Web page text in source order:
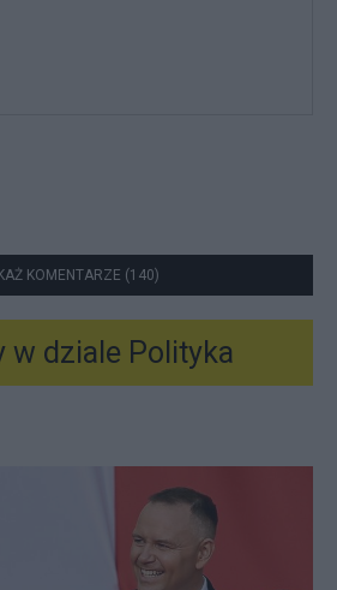
KOMENTARZE (140)
w dziale Polityka